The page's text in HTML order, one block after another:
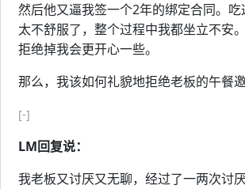
然后他又逼我签一个2年的绑定合同。
太不舒服了，整个过程中我都坐立不安
拒绝掉我会更开心一些。
那么，我该如何礼貌地拒绝老板的午餐邀
[-]
LM回复说：
我老板又讨厌又无聊，经过了一两次讨